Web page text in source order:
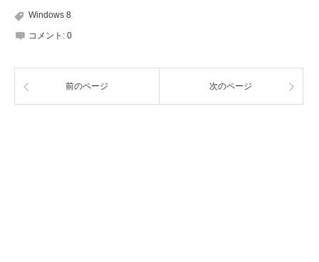
Windows 8
コメント: 0
前のページ 次のページ